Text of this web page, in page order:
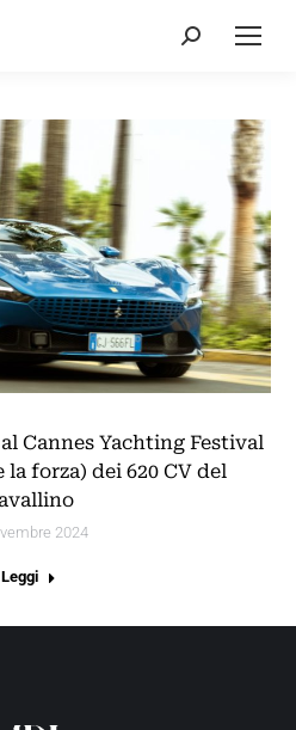
Cerca:
Cannes Yachting Festival
la forza) dei 620 CV del
2024
Leggi